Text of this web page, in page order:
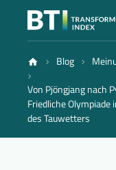
Index
Atlas
Blog
Von Pjöngjang nach
Friedliche Olympiade
des Tauwetters